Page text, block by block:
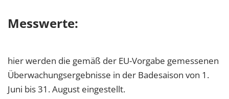
Messwerte:
hier werden die gemäß der EU-Vorgabe gemessenen
Überwachungsergebnisse in der Badesaison von 1.
Juni bis 31. August eingestellt.